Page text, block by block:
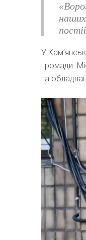
наших
У
громади.
та